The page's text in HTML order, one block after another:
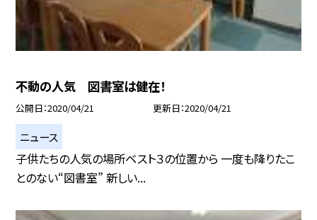
不動の人気 図書室は健在！
公開日 2020/04/21 更新日 2020/04/21
ニュース
子供たちの人気の場所ベスト３の位置から 一度も降りたこ
とのない“図書室” 新しい...